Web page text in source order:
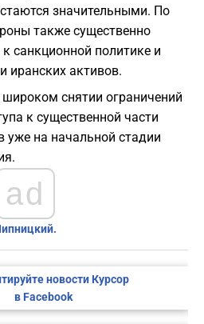
значительными. По
также существенно
санкционной политике и
иранских активов.
широком снятии ограничений
к существенной части
уже на начальной стадии
ad
новости Курсор
в Facebook